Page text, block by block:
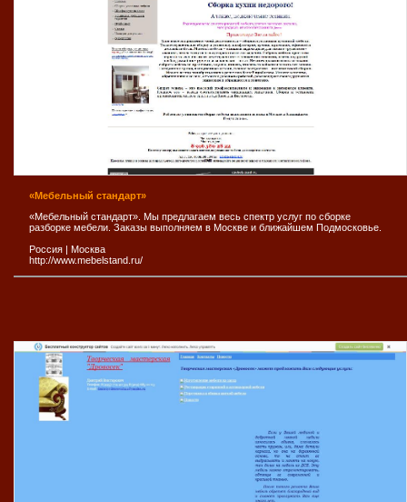
«Мебельный стандарт»
«Мебельный стандарт». Мы предлагаем весь спектр услуг по сборке
разборке мебели. Заказы выполняем в Москве и ближайшем Подмосковье.
Россия | Москва
http://www.mebelstand.ru/